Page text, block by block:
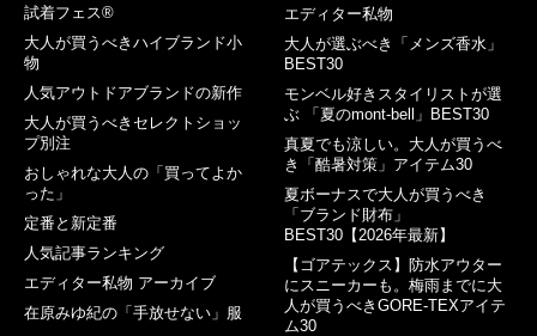
試着フェス®︎
大人が買うべきハイブランド小
物
人気アウトドアブランドの新作
大人が買うべきセレクトショッ
プ別注
おしゃれな大人の「買ってよか
った」
定番と新定番
人気記事ランキング
エディター私物 アーカイブ
在原みゆ紀の「手放せない」服
エディター私物
大人が選ぶべき「メンズ香水」
BEST30
モンベル好きスタイリストが選
ぶ 「夏のmont-bell」BEST30
真夏でも涼しい。大人が買うべ
き「酷暑対策」アイテム30
夏ボーナスで大人が買うべき
「ブランド財布」
BEST30【2026年最新】
【ゴアテックス】防水アウター
にスニーカーも。梅雨までに大
人が買うべきGORE-TEXアイテ
ム30